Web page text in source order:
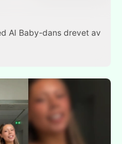
AI Baby-dans drevet av